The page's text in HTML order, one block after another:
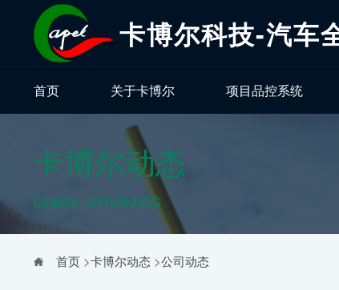
卡博尔科技-汽车
首页 关于卡博尔 项目品控系统
卡博尔动态
CABOL DYNAMICS
首页>卡博尔动态>公司动态